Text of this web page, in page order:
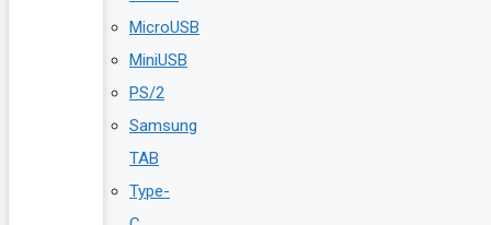
MicroUSB
MiniUSB
PS/2
Samsung
TAB
Type-